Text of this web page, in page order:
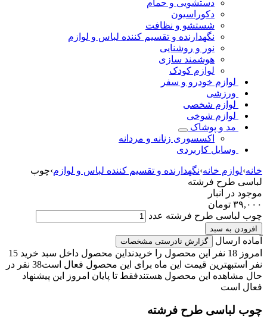
دستشویی و حمام
دکوراسیون
شستشو و نظافت
نگهدارنده و تقسیم کننده لباس و لوازم
نور و روشنایی
هوشمند سازی
لوازم کودک
لوازم خودرو و سفر
ورزشی
لوازم شخصی
لوازم شوخی
مد و پوشاک
اکسسوری زنانه و مردانه
وسایل کاربردی
خانه›لوازم خانه›نگهدارنده و تقسیم کننده لباس و لوازم›چوب
لباسی طرح فرشته
موجود در انبار
۳۹,۰۰۰ تومان
چوب لباسی طرح فرشته عدد
افزودن به سبد
آماده ارسال گزارش نادرستی مشخصات
امروز 18 نفر این محصول را خریدند
این محصول داخل سبد خرید 15
نفر استبهترین قیمت این ماه برای این محصول فعال است
38 نفر در
حال مشاهده این محصول هستندفقط تا پایان امروز این پیشنهاد
فعال است
چوب لباسی طرح فرشته